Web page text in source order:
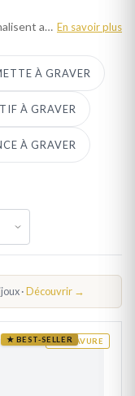
Les bijoux a graver pour homme se personnalisent avec un prenom, une date ou un symbole pour un cadeau masculin unique. Bijoux en Vogue propose bracelets, gourmettes, bagues, pendentifs et boucles d'oreilles gravables en or, argent 925 et acier. Chaque gravure artisanale realisee en France garantit un rendu net et durable. Livraison offerte et ecrin prestige inclus. En savoir plus
À GRAVER
À GRAVER
À GRAVER
·Découvrir →
GRAVURE
★ BEST-SELLER